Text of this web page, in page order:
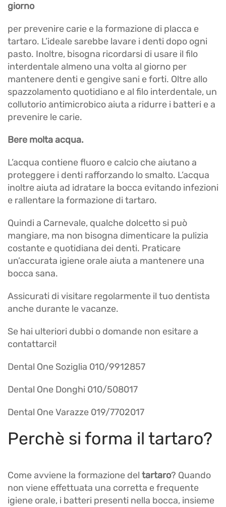
giorno
per prevenire carie e la formazione di placca e
tartaro. L’ideale sarebbe lavare i denti dopo ogni
pasto. Inoltre, bisogna ricordarsi di usare il filo
interdentale almeno una volta al giorno per
mantenere denti e gengive sani e forti. Oltre allo
spazzolamento quotidiano e al filo interdentale, un
collutorio antimicrobico aiuta a ridurre i batteri e a
prevenire le carie.
Bere molta acqua.
L’acqua contiene fluoro e calcio che aiutano a
proteggere i denti rafforzando lo smalto. L’acqua
inoltre aiuta ad idratare la bocca evitando infezioni
e rallentare la formazione di tartaro.
Quindi a Carnevale, qualche dolcetto si può
mangiare, ma non bisogna dimenticare la pulizia
costante e quotidiana dei denti. Praticare
un’accurata igiene orale aiuta a mantenere una
bocca sana.
Assicurati di visitare regolarmente il tuo dentista
anche durante le vacanze.
Se hai ulteriori dubbi o domande non esitare a
contattarci!
Dental One Soziglia 010/9912857
Dental One Donghi 010/508017
Dental One Varazze 019/7702017
Perchè si forma il tartaro?
Come avviene la formazione del tartaro? Quando
non viene effettuata una corretta e frequente
igiene orale, i batteri presenti nella bocca, insieme